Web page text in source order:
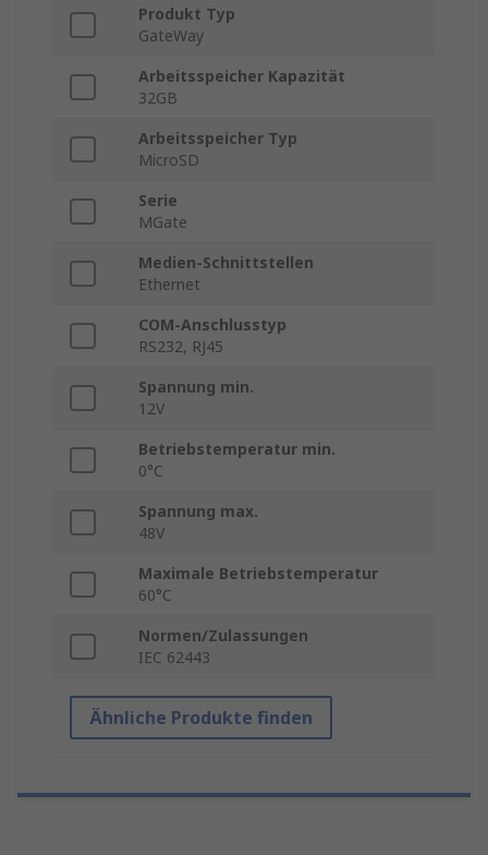
Produkt Typ
GateWay
Arbeitsspeicher Kapazität
32GB
Arbeitsspeicher Typ
MicroSD
Serie
MGate
Medien-Schnittstellen
Ethernet
COM-Anschlusstyp
RS232, RJ45
Spannung min.
12V
Betriebstemperatur min.
0°C
Spannung max.
48V
Maximale Betriebstemperatur
60°C
Normen/Zulassungen
IEC 62443
Ähnliche Produkte finden